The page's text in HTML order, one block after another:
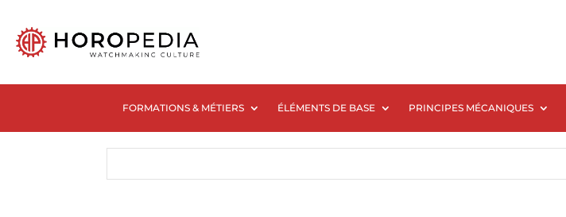
FORMATIONS & MÉTIERS ÉLÉMENTS DE BASE PRINCIPES MÉCANIQUES